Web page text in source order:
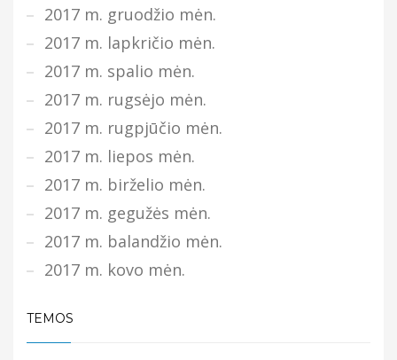
2017 m. gruodžio mėn.
2017 m. lapkričio mėn.
2017 m. spalio mėn.
2017 m. rugsėjo mėn.
2017 m. rugpjūčio mėn.
2017 m. liepos mėn.
2017 m. birželio mėn.
2017 m. gegužės mėn.
2017 m. balandžio mėn.
2017 m. kovo mėn.
TEMOS